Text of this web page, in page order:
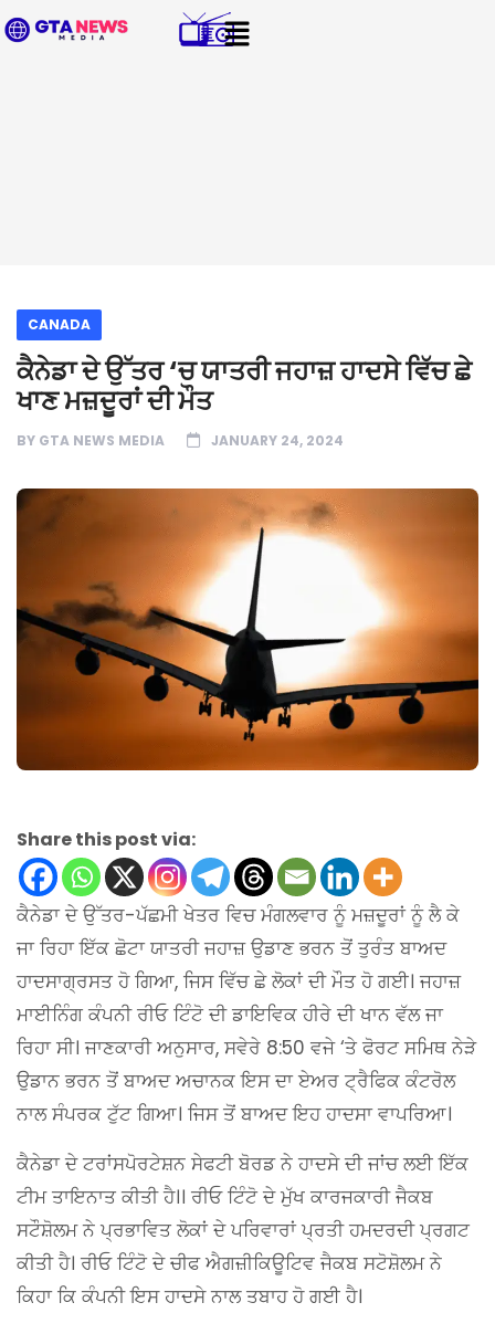
CANADA
ਕੈਨੇਡਾ ਦੇ ਉੱਤਰ ‘ਚ ਯਾਤਰੀ ਜਹਾਜ਼ ਹਾਦਸੇ ਵਿੱਚ ਛੇ
ਖਾਣ ਮਜ਼ਦੂਰਾਂ ਦੀ ਮੌਤ
BY GTA NEWS MEDIA JANUARY 24, 2024
Share this post via:
ਕੈਨੇਡਾ ਦੇ ਉੱਤਰ-ਪੱਛਮੀ ਖੇਤਰ ਵਿਚ ਮੰਗਲਵਾਰ ਨੂੰ ਮਜ਼ਦੂਰਾਂ ਨੂੰ ਲੈ ਕੇ
ਜਾ ਰਿਹਾ ਇੱਕ ਛੋਟਾ ਯਾਤਰੀ ਜਹਾਜ਼ ਉਡਾਣ ਭਰਨ ਤੋਂ ਤੁਰੰਤ ਬਾਅਦ
ਹਾਦਸਾਗ੍ਰਸਤ ਹੋ ਗਿਆ, ਜਿਸ ਵਿੱਚ ਛੇ ਲੋਕਾਂ ਦੀ ਮੌਤ ਹੋ ਗਈ। ਜਹਾਜ਼
ਮਾਈਨਿੰਗ ਕੰਪਨੀ ਰੀਓ ਟਿੰਟੋ ਦੀ ਡਾਇਵਿਕ ਹੀਰੇ ਦੀ ਖਾਨ ਵੱਲ ਜਾ
ਰਿਹਾ ਸੀ। ਜਾਣਕਾਰੀ ਅਨੁਸਾਰ, ਸਵੇਰੇ 8:50 ਵਜੇ ‘ਤੇ ਫੋਰਟ ਸਮਿਥ ਨੇੜੇ
ਉਡਾਨ ਭਰਨ ਤੋਂ ਬਾਅਦ ਅਚਾਨਕ ਇਸ ਦਾ ਏਅਰ ਟ੍ਰੈਫਿਕ ਕੰਟਰੋਲ
ਨਾਲ ਸੰਪਰਕ ਟੁੱਟ ਗਿਆ। ਜਿਸ ਤੋਂ ਬਾਅਦ ਇਹ ਹਾਦਸਾ ਵਾਪਰਿਆ।
ਕੈਨੇਡਾ ਦੇ ਟਰਾਂਸਪੋਰਟੇਸ਼ਨ ਸੇਫਟੀ ਬੋਰਡ ਨੇ ਹਾਦਸੇ ਦੀ ਜਾਂਚ ਲਈ ਇੱਕ
ਟੀਮ ਤਾਇਨਾਤ ਕੀਤੀ ਹੈ।। ਰੀਓ ਟਿੰਟੋ ਦੇ ਮੁੱਖ ਕਾਰਜਕਾਰੀ ਜੈਕਬ
ਸਟੌਸ਼ੋਲਮ ਨੇ ਪ੍ਰਭਾਵਿਤ ਲੋਕਾਂ ਦੇ ਪਰਿਵਾਰਾਂ ਪ੍ਰਤੀ ਹਮਦਰਦੀ ਪ੍ਰਗਟ
ਕੀਤੀ ਹੈ। ਰੀਓ ਟਿੰਟੋ ਦੇ ਚੀਫ ਐਗਜ਼ੀਕਿਊਟਿਵ ਜੈਕਬ ਸਟੋਸ਼ੋਲਮ ਨੇ
ਕਿਹਾ ਕਿ ਕੰਪਨੀ ਇਸ ਹਾਦਸੇ ਨਾਲ ਤਬਾਹ ਹੋ ਗਈ ਹੈ।